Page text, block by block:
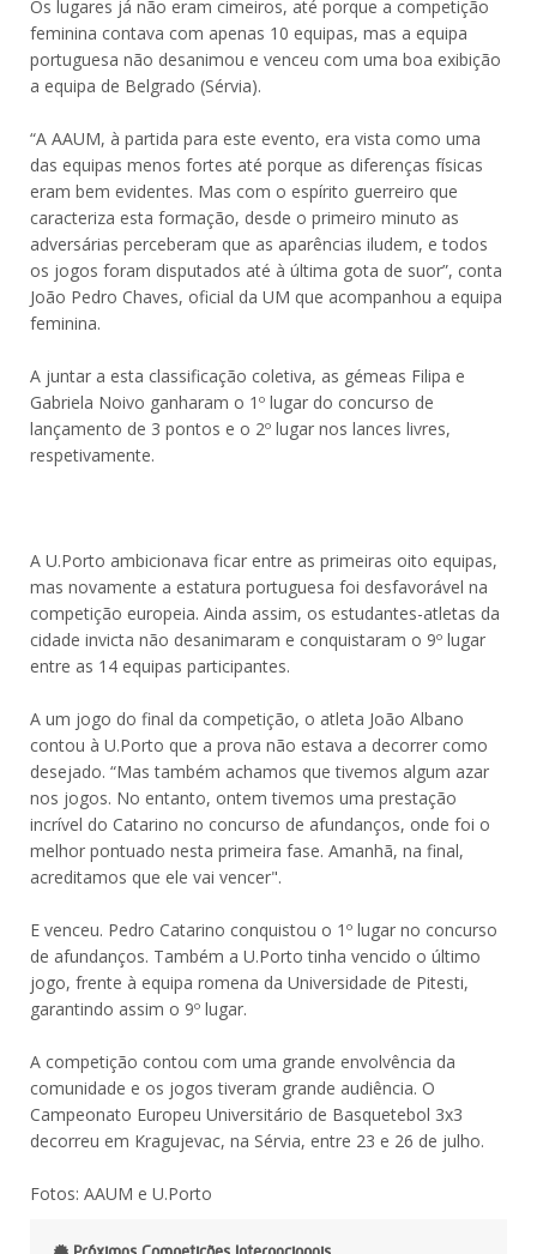
Os lugares já não eram cimeiros, até porque a competição
feminina contava com apenas 10 equipas, mas a equipa
portuguesa não desanimou e venceu com uma boa exibição
a equipa de Belgrado (Sérvia).
“A AAUM, à partida para este evento, era vista como uma
das equipas menos fortes até porque as diferenças físicas
eram bem evidentes. Mas com o espírito guerreiro que
caracteriza esta formação, desde o primeiro minuto as
adversárias perceberam que as aparências iludem, e todos
os jogos foram disputados até à última gota de suor”, conta
João Pedro Chaves, oficial da UM que acompanhou a equipa
feminina.
A juntar a esta classificação coletiva, as gémeas Filipa e
Gabriela Noivo ganharam o 1º lugar do concurso de
lançamento de 3 pontos e o 2º lugar nos lances livres,
respetivamente.
A U.Porto ambicionava ficar entre as primeiras oito equipas,
mas novamente a estatura portuguesa foi desfavorável na
competição europeia. Ainda assim, os estudantes-atletas da
cidade invicta não desanimaram e conquistaram o 9º lugar
entre as 14 equipas participantes.
A um jogo do final da competição, o atleta João Albano
contou à U.Porto que a prova não estava a decorrer como
desejado. “Mas também achamos que tivemos algum azar
nos jogos. No entanto, ontem tivemos uma prestação
incrível do Catarino no concurso de afundanços, onde foi o
melhor pontuado nesta primeira fase. Amanhã, na final,
acreditamos que ele vai vencer".
E venceu. Pedro Catarino conquistou o 1º lugar no concurso
de afundanços. Também a U.Porto tinha vencido o último
jogo, frente à equipa romena da Universidade de Pitesti,
garantindo assim o 9º lugar.
A competição contou com uma grande envolvência da
comunidade e os jogos tiveram grande audiência. O
Campeonato Europeu Universitário de Basquetebol 3x3
decorreu em Kragujevac, na Sérvia, entre 23 e 26 de julho.
Fotos: AAUM e U.Porto